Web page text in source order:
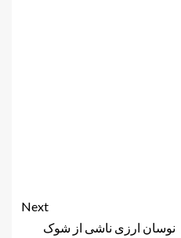
Next
نوسان ارزی ناشی از شوک